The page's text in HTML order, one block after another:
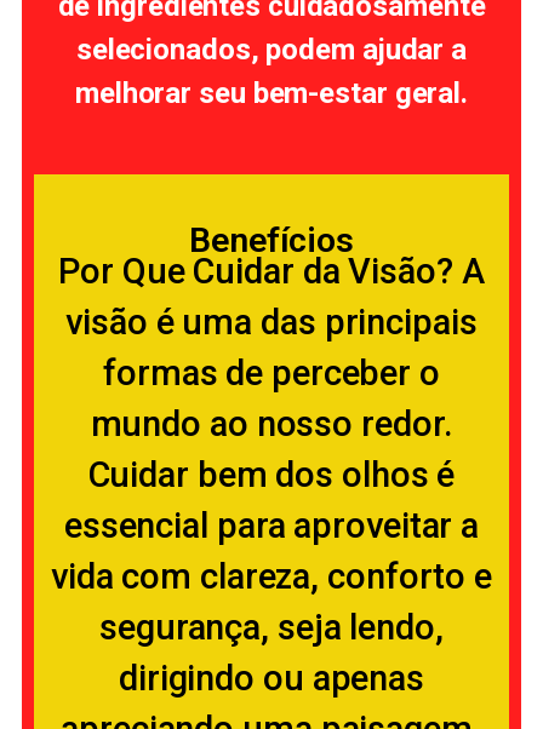
selecionados, podem ajudar a
melhorar seu bem-estar geral.
Benefícios
Por Que Cuidar da Visão? A
visão é uma das principais
formas de perceber o
mundo ao nosso redor.
Cuidar bem dos olhos é
essencial para aproveitar a
vida com clareza, conforto e
segurança, seja lendo,
dirigindo ou apenas